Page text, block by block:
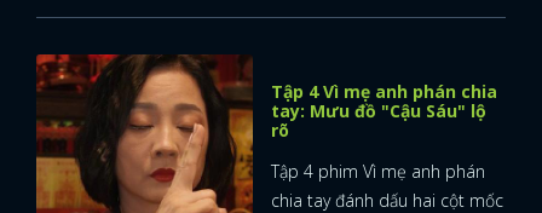
Tập 4 Vì mẹ anh phán chia
tay: Mưu đồ "Cậu Sáu" lộ
rõ
Tập 4 phim Vì mẹ anh phán
chia tay đánh dấu hai cột mốc